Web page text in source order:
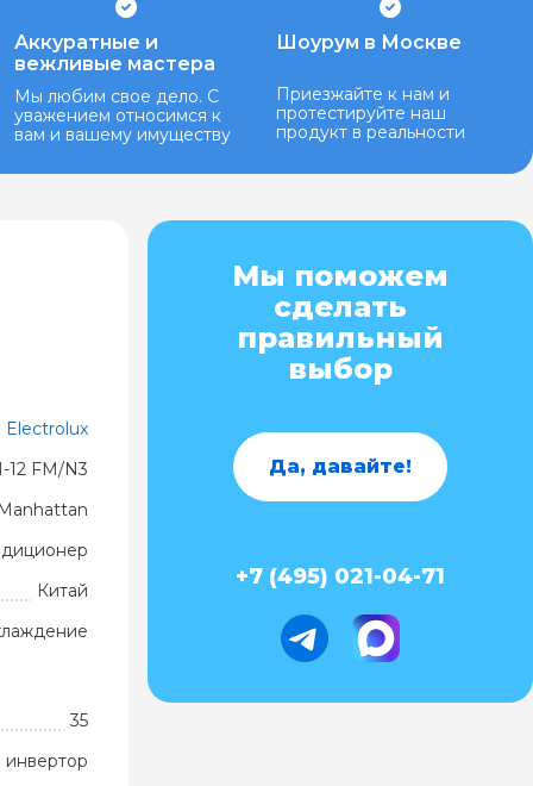
Аккуратные и
вежливые мастера
Мы любим свое дело. С
уважением относимся к
вам и вашему имуществу
Шоурум в Москве
Приезжайте к нам и
протестируйте наш
продукт в реальности
Electrolux
12 FM/N3
Китай
35
Мы поможем
сделать
правильный
выбор
Да, давайте!
+7 (495) 021-04-71